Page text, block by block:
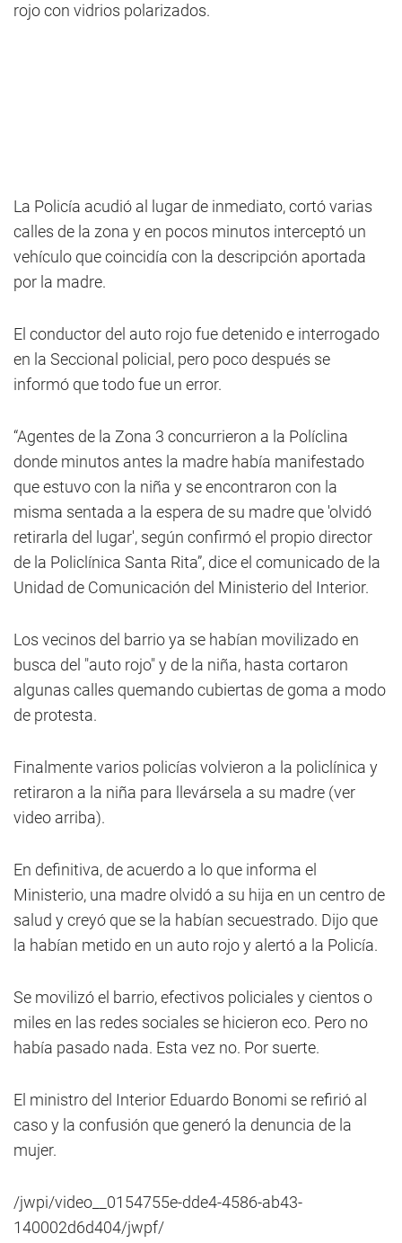
rojo con vidrios polarizados.
La Policía acudió al lugar de inmediato, cortó varias
calles de la zona y en pocos minutos interceptó un
vehículo que coincidía con la descripción aportada
por la madre.
El conductor del auto rojo fue detenido e interrogado
en la Seccional policial, pero poco después se
informó que todo fue un error.
“Agentes de la Zona 3 concurrieron a la Políclina
donde minutos antes la madre había manifestado
que estuvo con la niña y se encontraron con la
misma sentada a la espera de su madre que 'olvidó
retirarla del lugar', según confirmó el propio director
de la Policlínica Santa Rita”, dice el comunicado de la
Unidad de Comunicación del Ministerio del Interior.
Los vecinos del barrio ya se habían movilizado en
busca del "auto rojo" y de la niña, hasta cortaron
algunas calles quemando cubiertas de goma a modo
de protesta.
Finalmente varios policías volvieron a la policlínica y
retiraron a la niña para llevársela a su madre (ver
video arriba).
En definitiva, de acuerdo a lo que informa el
Ministerio, una madre olvidó a su hija en un centro de
salud y creyó que se la habían secuestrado. Dijo que
la habían metido en un auto rojo y alertó a la Policía.
Se movilizó el barrio, efectivos policiales y cientos o
miles en las redes sociales se hicieron eco. Pero no
había pasado nada. Esta vez no. Por suerte.
El ministro del Interior Eduardo Bonomi se refirió al
caso y la confusión que generó la denuncia de la
mujer.
/jwpi/video__0154755e-dde4-4586-ab43-
140002d6d404/jwpf/